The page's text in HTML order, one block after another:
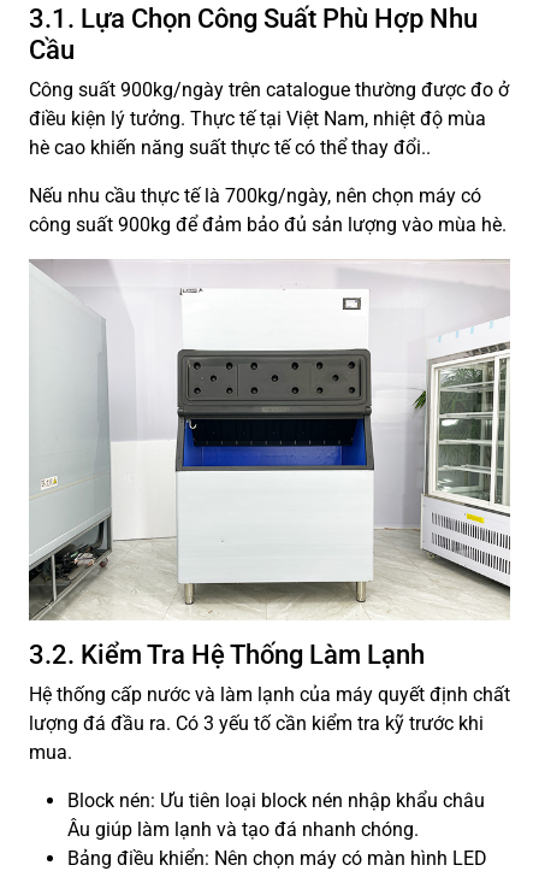
3.1. Lựa Chọn Công Suất Phù Hợp Nhu
Cầu
Công suất 900kg/ngày trên catalogue thường được đo ở
điều kiện lý tưởng. Thực tế tại Việt Nam, nhiệt độ mùa
hè cao khiến năng suất thực tế có thể thay đổi..
Nếu nhu cầu thực tế là 700kg/ngày, nên chọn máy có
công suất 900kg để đảm bảo đủ sản lượng vào mùa hè.
3.2. Kiểm Tra Hệ Thống Làm Lạnh
Hệ thống cấp nước và làm lạnh của máy quyết định chất
lượng đá đầu ra. Có 3 yếu tố cần kiểm tra kỹ trước khi
mua.
Block nén: Ưu tiên loại block nén nhập khẩu châu
Âu giúp làm lạnh và tạo đá nhanh chóng.
Bảng điều khiển: Nên chọn máy có màn hình LED